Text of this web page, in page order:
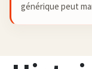
générique peut